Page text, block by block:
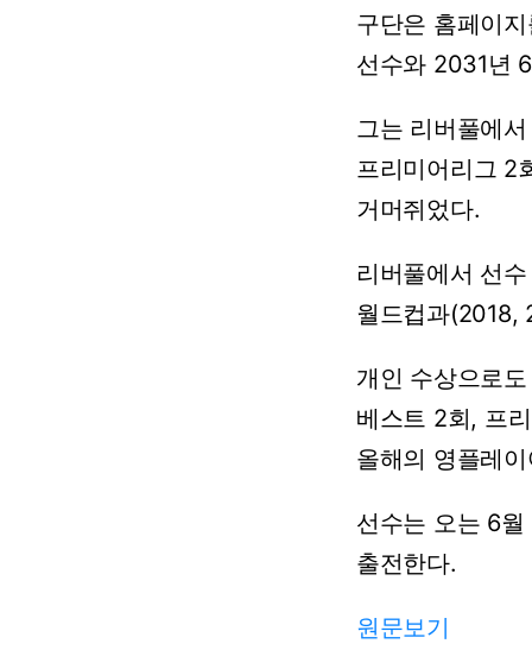
구단은 홈페이
선수와 2031년
그는 리버풀에서
프리미어리그 2
거머쥐었다.
리버풀에서 선수
월드컵과(2018,
개인 수상으로도
베스트 2회, 프
올해의 영플레
선수는 오는 6월
출전한다.
원문보기